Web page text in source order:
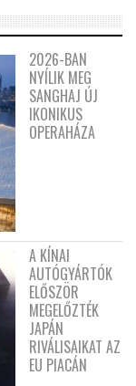
2026-BAN
NYÍLIK MEG
SANGHAJ ÚJ
IKONIKUS
OPERAHÁZA
A KÍNAI
AUTÓGYÁRTÓK
ELŐSZÖR
MEGELŐZTÉK
JAPÁN
RIVÁLISAIKAT AZ
EU PIACÁN